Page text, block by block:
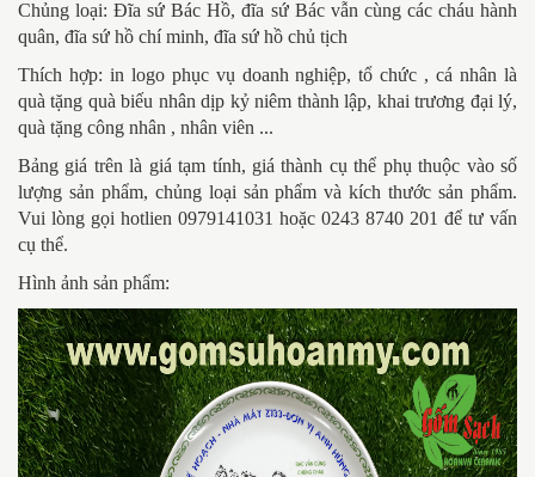
Chủng loại: Đĩa sứ Bác Hồ, đĩa sứ Bác vẫn cùng các cháu hành
quân, đĩa sứ hồ chí minh, đĩa sứ hồ chủ tịch
Thích hợp: in logo phục vụ doanh nghiệp, tổ chức , cá nhân là
quà tặng quà biếu nhân dịp kỷ niêm thành lập, khai trương đại lý,
quà tặng công nhân , nhân viên ...
Bảng giá trên là giá tạm tính, giá thành cụ thể phụ thuộc vào số
lượng sản phẩm, chủng loại sản phẩm và kích thước sản phẩm.
Vui lòng gọi hotlien 0979141031 hoặc 0243 8740 201 để tư vấn
cụ thể.
Hình ảnh sản phẩm: